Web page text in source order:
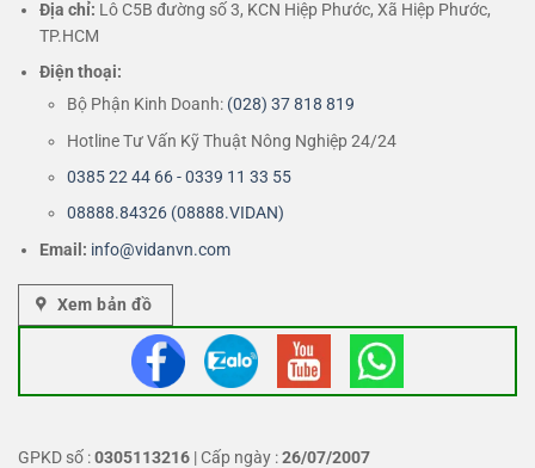
Địa chỉ: Lô C5B đường số 3, KCN Hiệp Phước, Xã Hiệp Phước,
TP.HCM
Điện thoại:
Bộ Phận Kinh Doanh: (028) 37 818 819
Hotline Tư Vấn Kỹ Thuật Nông Nghiệp 24/24
0385 22 44 66 - 0339 11 33 55
08888.84326 (08888.VIDAN)
Email: info@vidanvn.com
Xem bản đồ
GPKD số :0305113216 | Cấp ngày :26/07/2007